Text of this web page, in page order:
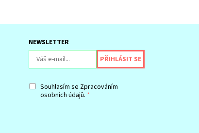
NEWSLETTER
Souhlasím se Zpracováním
osobních údajů.